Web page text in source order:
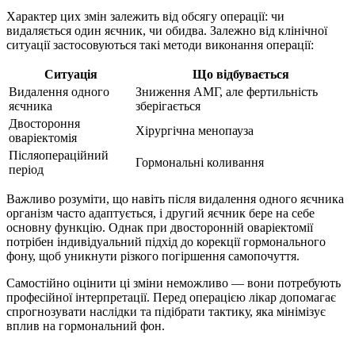
Характер цих змін залежить від обсягу операції: чи
видаляється один яєчник, чи обидва. Залежно від клінічної
ситуації застосовуються такі методи виконання операції:
Ситуація
Що відбувається
Видалення одного
яєчника
Зниження АМГ, але фертильність
зберігається
Двостороння
оваріектомія
Хірургічна менопауза
Післяопераційний
період
Гормональні коливання
Важливо розуміти, що навіть після видалення одного яєчника
організм часто адаптується, і другий яєчник бере на себе
основну функцію. Однак при двосторонній оваріектомії
потрібен індивідуальний підхід до корекції гормонального
фону, щоб уникнути різкого погіршення самопочуття.
Самостійно оцінити ці зміни неможливо — вони потребують
професійної інтерпретації. Перед операцією лікар допомагає
спрогнозувати наслідки та підібрати тактику, яка мінімізує
вплив на гормональний фон.